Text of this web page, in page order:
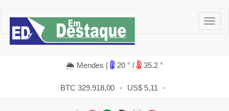
🌦 Mendes | 20 ° / 35.2 °
BTC 329.918,00 • US$ 5,11 •